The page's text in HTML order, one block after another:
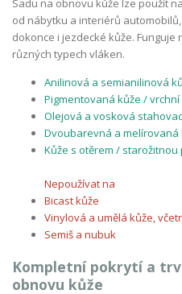
Sadu na obnovu kůže lze použít
od nábytku a interiérů
dokonce i jezdecké kůže. Funguje
různých typech vláken.
Anilinová a semianilinová
Pigmentovaná kůže / vrchní
Olejová a vosková
Dvoubarevná a melírovaná
Kůže s otěrem /
Nepoužívat na
Bicast kůže
Vinylová a umělá kůže,
Semiš a nubuk
Kompletní pokrytí a
obnovu kůže